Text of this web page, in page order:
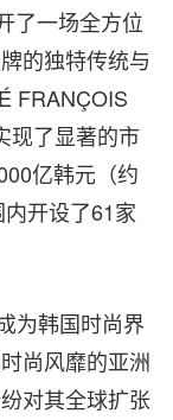
了一场全方位
的独特传统与
FRANÇOIS
现了显著的市
亿韩元（约
开设了61家
为韩国时尚界
尚风靡的亚洲
对其全球扩张